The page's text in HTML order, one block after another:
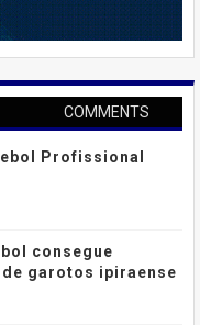
COMMENTS
Profissional
consegue
garotos ipiraense